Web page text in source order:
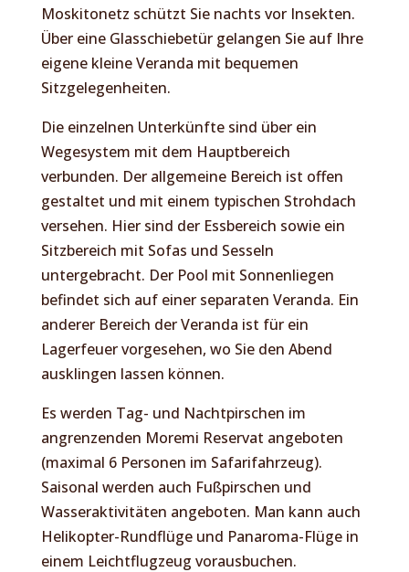
Moskitonetz schützt Sie nachts vor Insekten.
Über eine Glasschiebetür gelangen Sie auf Ihre
eigene kleine Veranda mit bequemen
Sitzgelegenheiten.
Die einzelnen Unterkünfte sind über ein
Wegesystem mit dem Hauptbereich
verbunden. Der allgemeine Bereich ist offen
gestaltet und mit einem typischen Strohdach
versehen. Hier sind der Essbereich sowie ein
Sitzbereich mit Sofas und Sesseln
untergebracht. Der Pool mit Sonnenliegen
befindet sich auf einer separaten Veranda. Ein
anderer Bereich der Veranda ist für ein
Lagerfeuer vorgesehen, wo Sie den Abend
ausklingen lassen können.
Es werden Tag- und Nachtpirschen im
angrenzenden Moremi Reservat angeboten
(maximal 6 Personen im Safarifahrzeug).
Saisonal werden auch Fußpirschen und
Wasseraktivitäten angeboten. Man kann auch
Helikopter-Rundflüge und Panaroma-Flüge in
einem Leichtflugzeug vorausbuchen.